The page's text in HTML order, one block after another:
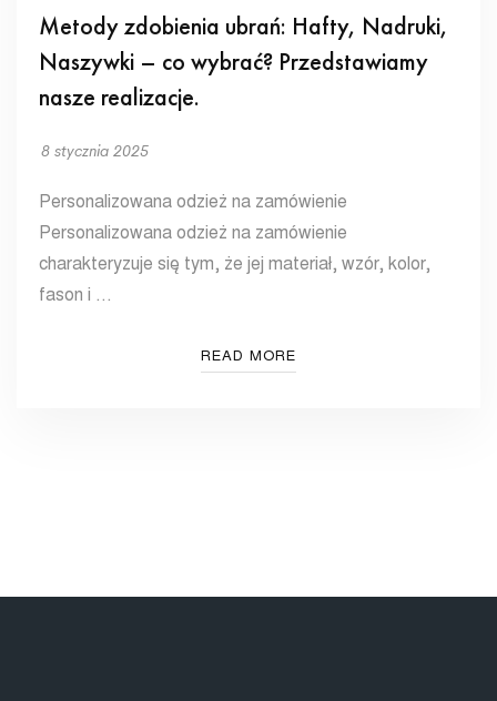
Metody zdobienia ubrań: Hafty, Nadruki,
Naszywki – co wybrać? Przedstawiamy
nasze realizacje.
8 stycznia 2025
Personalizowana odzież na zamówienie
Personalizowana odzież na zamówienie
charakteryzuje się tym, że jej materiał, wzór, kolor,
fason i …
READ MORE